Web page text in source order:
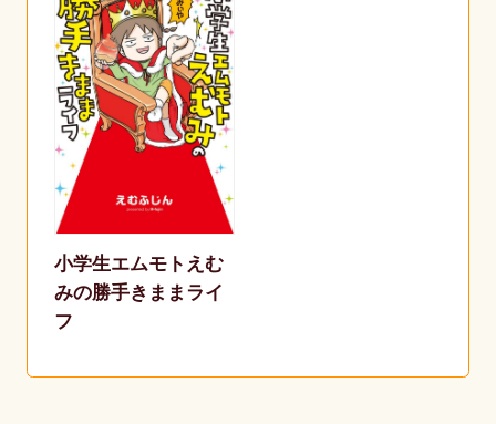
小学生エムモトえむ
みの勝手きままライ
フ